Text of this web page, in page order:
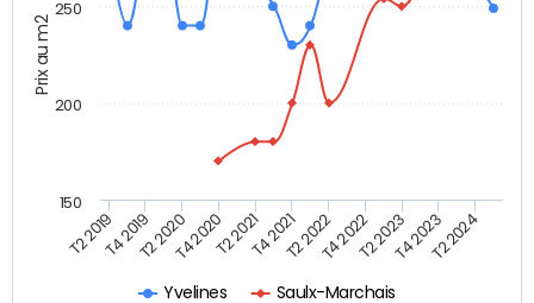
Prix au m2
Yvelines Saulx-Marchais
T2 2019T4 2019T2 2020T4 2020T2 2021T4 2021T2 2022T4 2022T2 2023T4 2023T2 2024
150
200
250